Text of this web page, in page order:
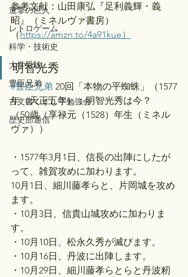
進撃の巨人
レトロゲーム
科学・技術史
大学受験
豊臣兄弟
古文書くずし字勉強会
歴史部通信
参考文献：山田康弘『足利義輝・義
昭』（ミネルヴァ書房）
（https://amzn.to/4a91kue）
明智光秀
#豊臣兄弟 20回「本物の平蜘蛛」（1577
年（天正五年）：明智光秀は今？
（50歳（享禄元（1528）年生（ミネル
ヴァ））
・1577年3月1日、信長の出陣にしたが
って、雑賀攻めに加わります。
10月1日、細川藤孝らと、片岡城を攻め
ます。
・10月3日、信貴山城攻めに加わりま
す。
・10月10日、松永久秀が滅びます。
・10月16日、丹波に出陣します。
・10月29日、細川藤孝らとらと丹波籾